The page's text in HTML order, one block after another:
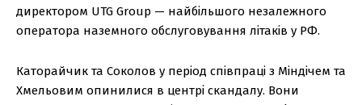
директором UTG Group — найбільшого незалежного
оператора наземного обслуговування літаків у РФ.
Каторайчик та Соколов у період співпраці з Міндічем та
Хмельовим опинилися в центрі скандалу. Вони